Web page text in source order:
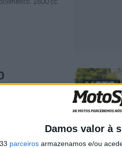
Damos valor à
parceiros armazenamos e/ou
evolui face ao